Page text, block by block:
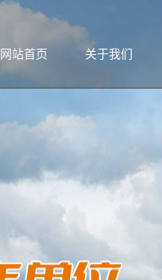
网站首页 关于我们